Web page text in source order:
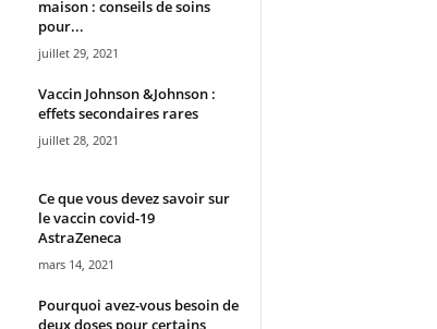
maison : conseils de soins
pour...
juillet 29, 2021
Vaccin Johnson &Johnson :
effets secondaires rares
juillet 28, 2021
Ce que vous devez savoir sur
le vaccin covid-19
AstraZeneca
mars 14, 2021
Pourquoi avez-vous besoin de
deux doses pour certains